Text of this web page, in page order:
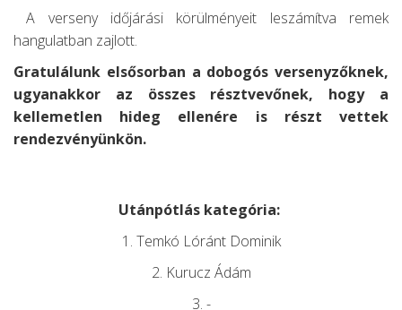
A verseny időjárási körülményeit leszámítva remek
hangulatban zajlott.
Gratulálunk elsősorban a dobogós versenyzőknek,
ugyanakkor az összes résztvevőnek, hogy a
kellemetlen hideg ellenére is részt vettek
rendezvényünkön.
Utánpótlás kategória:
1. Temkó Lóránt Dominik
2. Kurucz Ádám
3. -